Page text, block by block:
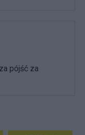
pójść za